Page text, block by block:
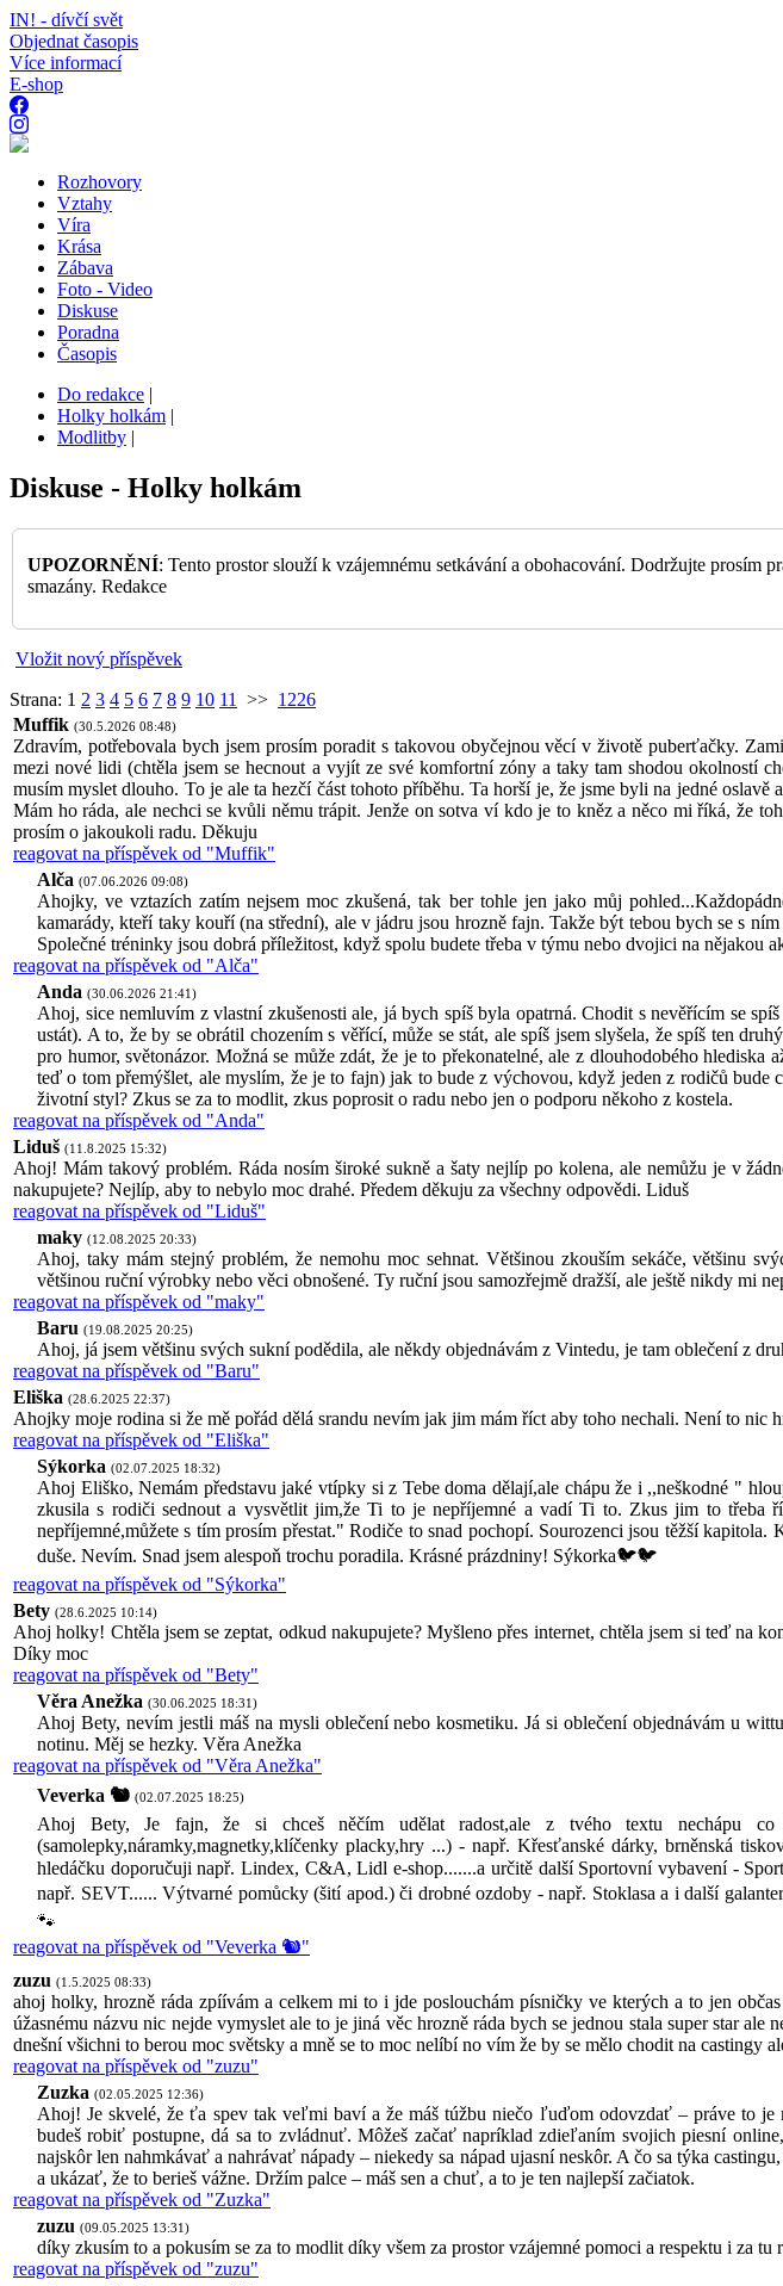
IN! - dívčí svět
Objednat časopis
Více informací
E-shop
Rozhovory
Vztahy
Víra
Krása
Zábava
Foto - Video
Diskuse
Poradna
Časopis
Do redakce |
Holky holkám |
Modlitby |
Diskuse - Holky holkám
UPOZORNĚNÍ: Tento prostor slouží k vzájemnému setkávání a obohacování. Dodržujte prosím
smazány. Redakce
Vložit nový příspěvek
Strana: 1 2 3 4 5 6 7 8 9 10 11 >> 1226
Muffik (30.5.2026 08:48)
Zdravím, potřebovala bych jsem prosím poradit s takovou obyčejnou věcí v životě puberťačky.
mezi nové lidi (chtěla jsem se hecnout a vyjít ze své komfortní zóny a taky tam shodou okolností
musím myslet dlouho. To je ale ta hezčí část tohoto příběhu. Ta horší je, že jsme byli na jedné
Mám ho ráda, ale nechci se kvůli němu trápit. Jenže on sotva ví kdo je to kněz a něco mi říká, že
prosím o jakoukoli radu. Děkuju
reagovat na příspěvek od "Muffik"
Alča (07.06.2026 09:08)
Ahojky, ve vztazích zatím nejsem moc zkušená, tak ber tohle jen jako můj
kamarády, kteří taky kouří (na střední), ale v jádru jsou hrozně fajn. Takže být tebou bych se s
Společné tréninky jsou dobrá příležitost, když spolu budete třeba v týmu nebo dvojici na nějakou
reagovat na příspěvek od "Alča"
Anda (30.06.2026 21:41)
Ahoj, sice nemluvím z vlastní zkušenosti ale, já bych spíš byla opatrná. Chodit s nevěřícím se
ustát). A to, že by se obrátil chozením s věřící, může se stát, ale spíš jsem slyšela, že spíš ten
pro humor, světonázor. Možná se může zdát, že je to překonatelné, ale z dlouhodobého
teď o tom přemýšlet, ale myslím, že je to fajn) jak to bude z výchovou, když jeden z rodičů
životní styl? Zkus se za to modlit, zkus poprosit o radu nebo jen o podporu někoho z kostela.
reagovat na příspěvek od "Anda"
Liduš (11.8.2025 15:32)
Ahoj! Mám takový problém. Ráda nosím široké sukně a šaty nejlíp po kolena, ale nemůžu je v
nakupujete? Nejlíp, aby to nebylo moc drahé. Předem děkuju za všechny odpovědi. Liduš
reagovat na příspěvek od "Liduš"
maky (12.08.2025 20:33)
Ahoj, taky mám stejný problém, že nemohu moc sehnat. Většinou zkouším sekáče, většinu
většinou ruční výrobky nebo věci obnošené. Ty ruční jsou samozřejmě dražší, ale ještě nikdy mi
reagovat na příspěvek od "maky"
Baru (19.08.2025 20:25)
Ahoj, já jsem většinu svých sukní podědila, ale někdy objednávám z Vintedu, je tam oblečení z
reagovat na příspěvek od "Baru"
Eliška (28.6.2025 22:37)
Ahojky moje rodina si že mě pořád dělá srandu nevím jak jim mám říct aby toho nechali. Není to
reagovat na příspěvek od "Eliška"
Sýkorka (02.07.2025 18:32)
Ahoj Eliško, Nemám představu jaké vtípky si z Tebe doma dělají,ale chápu že i ,,neškodné "
zkusila s rodiči sednout a vysvětlit jim,že Ti to je nepříjemné a vadí Ti to. Zkus jim to
nepříjemné,můžete s tím prosím přestat." Rodiče to snad pochopí. Sourozenci jsou těžší
duše. Nevím. Snad jsem alespoň trochu poradila. Krásné prázdniny! Sýkorka🐦🐦
reagovat na příspěvek od "Sýkorka"
Bety (28.6.2025 10:14)
Ahoj holky! Chtěla jsem se zeptat, odkud nakupujete? Myšleno přes internet, chtěla jsem si teď na
Díky moc
reagovat na příspěvek od "Bety"
Věra Anežka (30.06.2025 18:31)
Ahoj Bety, nevím jestli máš na mysli oblečení nebo kosmetiku. Já si oblečení objednávám u
notinu. Měj se hezky. Věra Anežka
reagovat na příspěvek od "Věra Anežka"
Veverka 🐿️ (02.07.2025 18:25)
Ahoj Bety, Je fajn, že si chceš něčím udělat radost,ale z tvého textu nechápu
(samolepky,náramky,magnetky,klíčenky placky,hry ...) - např. Křesťanské dárky, brněnská
hledáčku doporučuji např. Lindex, C&A, Lidl e-shop.......a určitě další Sportovní vybavení -
např. SEVT...... Výtvarné pomůcky (šití apod.) či drobné ozdoby - např. Stoklasa a i další
🐾
reagovat na příspěvek od "Veverka 🐿️"
zuzu (1.5.2025 08:33)
ahoj holky, hrozně ráda zpíívám a celkem mi to i jde poslouchám písničky ve kterých a to jen
úžasnému názvu nic nejde vymyslet ale to je jiná věc hrozně ráda bych se jednou stala super star
dnešní všichni to berou moc světsky a mně se to moc nelíbí no vím že by se mělo chodit na castingy
reagovat na příspěvek od "zuzu"
Zuzka (02.05.2025 12:36)
Ahoj! Je skvelé, že ťa spev tak veľmi baví a že máš túžbu niečo ľuďom odovzdať – práve to
budeš robiť postupne, dá sa to zvládnuť. Môžeš začať napríklad zdieľaním svojich piesní
najskôr len nahmkávať a nahrávať nápady – niekedy sa nápad ujasní neskôr. A čo sa týka
a ukázať, že to berieš vážne. Držím palce – máš sen a chuť, a to je ten najlepší začiatok.
reagovat na příspěvek od "Zuzka"
zuzu (09.05.2025 13:31)
díky zkusím to a pokusím se za to modlit díky všem za prostor vzájemné pomoci a respektu i za tu
reagovat na příspěvek od "zuzu"